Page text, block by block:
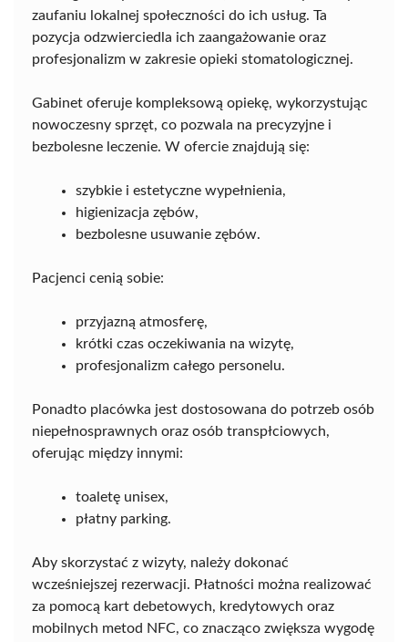
zaufaniu lokalnej społeczności do ich usług. Ta
pozycja odzwierciedla ich zaangażowanie oraz
profesjonalizm w zakresie opieki stomatologicznej.
Gabinet oferuje kompleksową opiekę, wykorzystując
nowoczesny sprzęt, co pozwala na precyzyjne i
bezbolesne leczenie. W ofercie znajdują się:
szybkie i estetyczne wypełnienia,
higienizacja zębów,
bezbolesne usuwanie zębów.
Pacjenci cenią sobie:
przyjazną atmosferę,
krótki czas oczekiwania na wizytę,
profesjonalizm całego personelu.
Ponadto placówka jest dostosowana do potrzeb osób
niepełnosprawnych oraz osób transpłciowych,
oferując między innymi:
toaletę unisex,
płatny parking.
Aby skorzystać z wizyty, należy dokonać
wcześniejszej rezerwacji. Płatności można realizować
za pomocą kart debetowych, kredytowych oraz
mobilnych metod NFC, co znacząco zwiększa wygodę